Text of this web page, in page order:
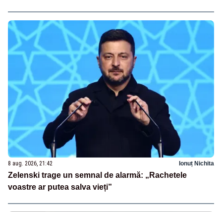
8 aug. 2026, 21:42 Ionuț Nichita
Zelenski trage un semnal de alarmă: „Rachetele
voastre ar putea salva vieți”